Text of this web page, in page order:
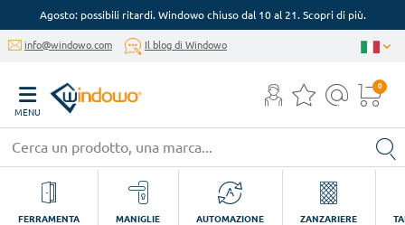
Agosto: possibili ritardi. Windowo chiuso dal 10 al 21. Scopri di più.
info@windowo.com Il blog di Windowo
MENU
0
FERRAMENTA MANIGLIE AUTOMAZIONE ZANZARIERE